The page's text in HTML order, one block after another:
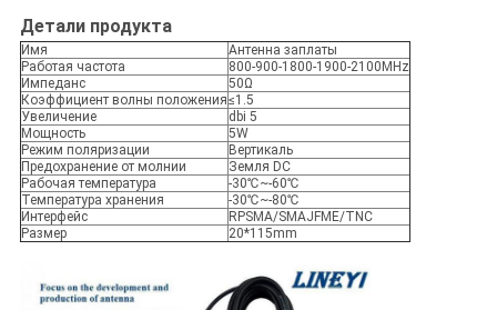
Детали продукта
Имя
Антенна заплаты
Работая частота
800-900-1800-1900-2100MHz
Импеданс
50Ω
Коэффициент волны положения≤1.5
Увеличение
dbi 5
Мощность
5W
Режим поляризации
Вертикаль
Предохранение от молнии
Земля DC
Рабочая температура
-30℃~-60℃
Температура хранения
-30℃~-80℃
Интерфейс
RPSMA/SMAJFME/TNC
Размер
20*115mm